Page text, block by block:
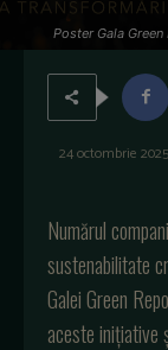
Poster Gala
24 octombrie 2025
Numărul
sustenabilitate
Galei Green
aceste inițiative